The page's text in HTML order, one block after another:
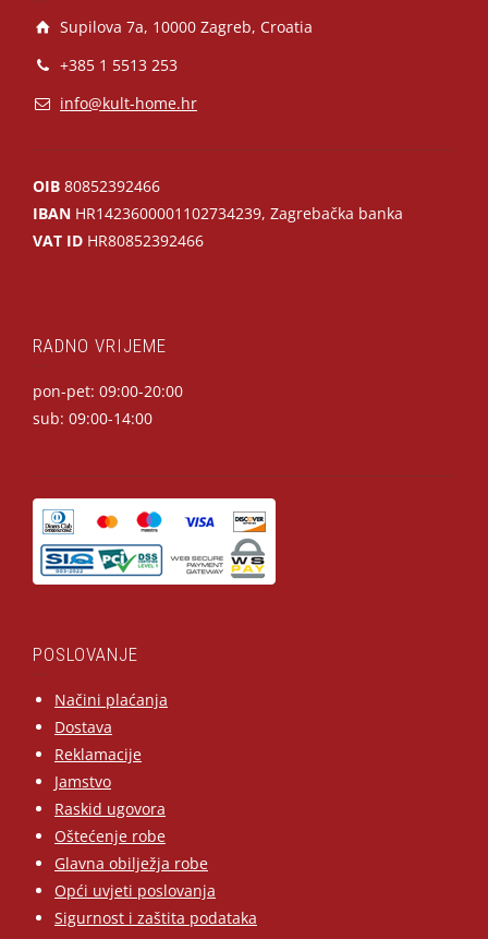
Supilova 7a, 10000 Zagreb, Croatia
+385 1 5513 253
info@kult-home.hr
OIB 80852392466
IBAN HR1423600001102734239, Zagrebačka banka
VAT ID HR80852392466
RADNO VRIJEME
pon-pet: 09:00-20:00
sub: 09:00-14:00
POSLOVANJE
Načini plaćanja
Dostava
Reklamacije
Jamstvo
Raskid ugovora
Oštećenje robe
Glavna obilježja robe
Opći uvjeti poslovanja
Sigurnost i zaštita podataka